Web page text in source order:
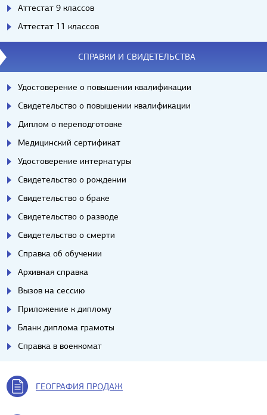
Аттестат 9 классов
Аттестат 11 классов
СПРАВКИ И СВИДЕТЕЛЬСТВА
Удостоверение о повышении квалификации
Свидетельство о повышении квалификации
Диплом о переподготовке
Медицинский сертификат
Удостоверение интернатуры
Свидетельство о рождении
Свидетельство о браке
Свидетельство о разводе
Свидетельство о смерти
Справка об обучении
Архивная справка
Вызов на сессию
Приложение к диплому
Бланк диплома грамоты
Справка в военкомат
ГЕОГРАФИЯ ПРОДАЖ